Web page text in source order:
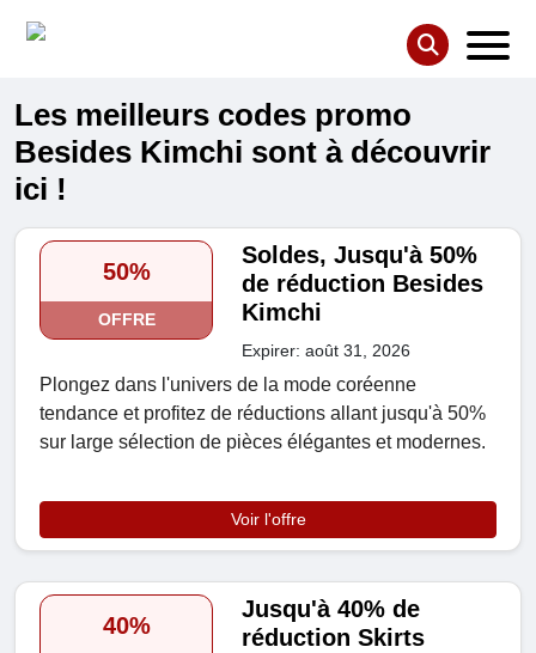
Les meilleurs codes promo
Besides Kimchi sont à découvrir
ici !
50%
OFFRE
Soldes, Jusqu'à 50%
de réduction Besides
Kimchi
Expirer: août 31, 2026
Plongez dans l'univers de la mode coréenne
tendance et profitez de réductions allant jusqu'à 50%
sur large sélection de pièces élégantes et modernes.
Voir l'offre
40%
Jusqu'à 40% de
réduction Skirts